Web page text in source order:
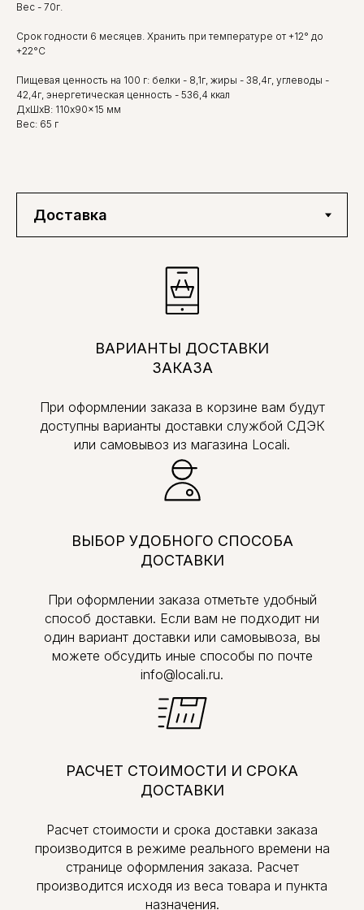
Вес - 70г.
Срок годности 6 месяцев. Хранить при температуре от +12° до
+22°С
Пищевая ценность на 100 г: белки - 8,1г, жиры - 38,4г, углеводы -
42,4г, энергетическая ценность - 536,4 ккал
ДxШxВ: 110x90x15 мм
Вес: 65 г
ВАРИАНТЫ ДОСТАВКИ
ЗАКАЗА
При оформлении заказа в корзине вам будут
доступны варианты доставки службой СДЭК
или самовывоз из магазина Locali.
ВЫБОР УДОБНОГО СПОСОБА
ДОСТАВКИ
При оформлении заказа отметьте удобный
способ доставки. Если вам не подходит ни
один вариант доставки или самовывоза, вы
можете обсудить иные способы по почте
info@locali.ru.
РАСЧЕТ СТОИМОСТИ И СРОКА
ДОСТАВКИ
Расчет стоимости и срока доставки заказа
производится в режиме реального времени на
странице оформления заказа. Расчет
производится исходя из веса товара и пункта
назначения.